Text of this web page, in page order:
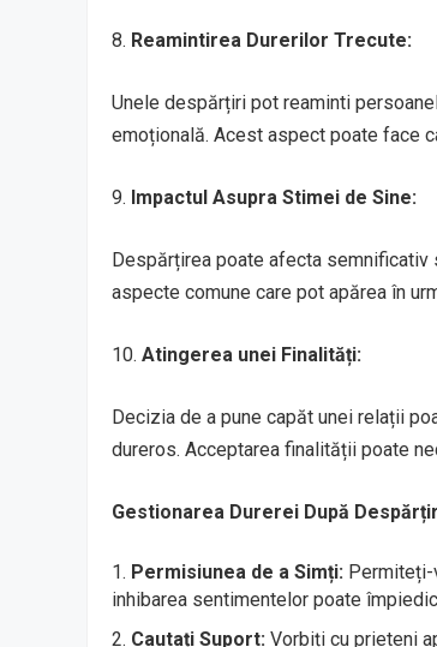
8. Reamintirea Durerilor Trecute:
Unele despărțiri pot reaminti
emoțională. Acest aspect poate face
9. Impactul Asupra Stimei de Sine:
Despărțirea poate afecta semnificativ
aspecte comune care pot apărea în
10. Atingerea unei Finalități:
Decizia de a pune capăt unei relații
dureros. Acceptarea finalității poate
Gestionarea Durerei După
Permisiunea de a Simți:
inhibarea sentimentelor poate
Cautați Suport: Vorbiți cu prieteni